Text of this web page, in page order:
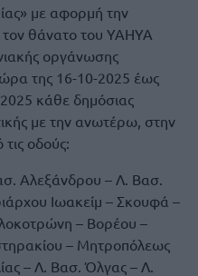
με αφορμή την
θάνατο του YAHYA
οργάνωσης
της 16-10-2025 έως
κάθε δημόσιας
με την ανωτέρω, στην
τις οδούς:
Αλεξάνδρου – Λ. Βασ.
Ιωακείμ – Σκουφά –
– Βορέου –
– Μητροπόλεως
– Λ. Βασ. Όλγας – Λ.